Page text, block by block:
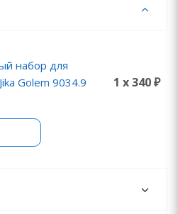
набор для
Golem 9034.9
1 x 340 ₽